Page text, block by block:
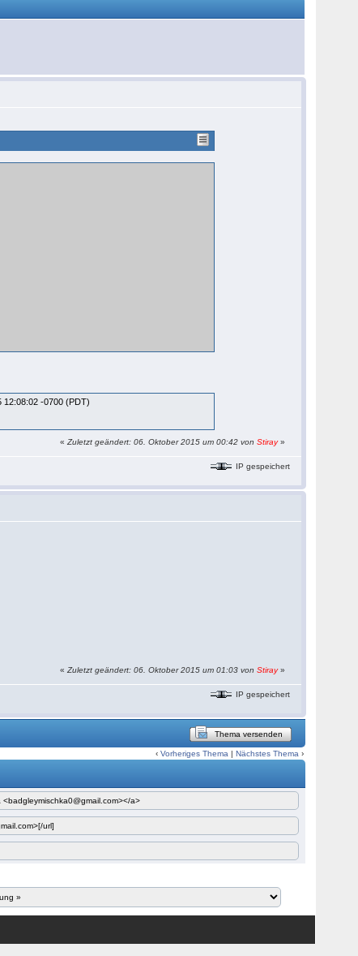
12:08:02 -0700 (PDT)
«Zuletzt geändert: 06. Oktober 2015 um 00:42 vonStiray»
IP gespeichert
«Zuletzt geändert: 06. Oktober 2015 um 01:03 vonStiray»
IP gespeichert
Thema versenden
‹Vorheriges Thema |Nächstes Thema ›